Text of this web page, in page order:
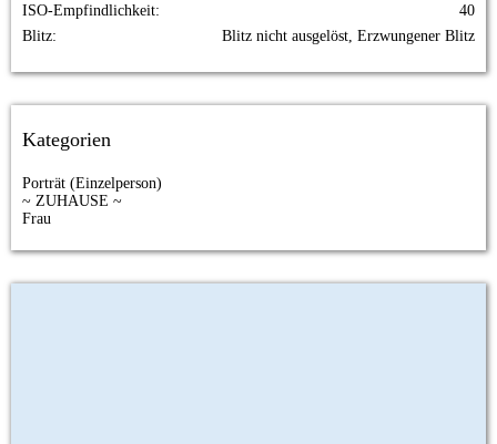
ISO-Empfindlichkeit
40
Blitz
Blitz nicht ausgelöst, Erzwungener Blitz
Kategorien
Porträt (Einzelperson)
~ ZUHAUSE ~
Frau